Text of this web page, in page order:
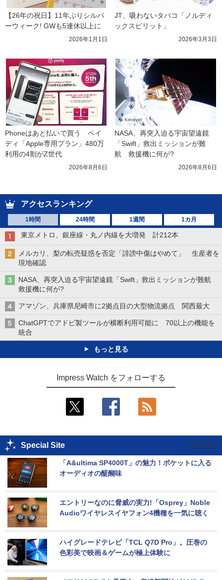
【26年の祝日】11年ぶりシルバ
ーウィーク! GWも5連休以上に
2026年1月1日
JT、吸わないタバコ「ノルディ
ックスピリット」
2026年3月3日
Phoneはあと払いで買う　ペイ
ディ「Apple専用プラン」480万
利用の4割がZ世代
2026年8月6日
NASA、再突入迫る宇宙望遠鏡
「Swift」救出ミッションが難
航　救援機に何が?
2026年8月6日
アクセスランキング
1時間 24時間 1週間 1カ月
東京メトロ、銀座線・丸ノ内線を大増発 計212本
メルカリ、梨の転売疑惑を否定「誹謗中傷はやめて」 生産者を
現地確認
NASA、再突入迫る宇宙望遠鏡「Swift」救出ミッションが難航
救援機に何が?
アマゾン、兵庫県尼崎市に2拠点目の大型物流拠点 関西最大
ChatGPTでアドビ製ツールが横断利用可能に 70以上の機能を
統合
もっと見る
Impress Watch をフォローする
Special Site
「A&ultima SP4000T」の魅力！ポケットに入る
オーディオの醍醐味
エントリーなのに脅威の実力!「Osprey」Noble
Audioワイヤレスイヤフォン4機種を一気に聴く
ハイグレードテレビ「TCL Q7D Pro」。圧巻の
色彩美で映画＆ゲームが極上体験に